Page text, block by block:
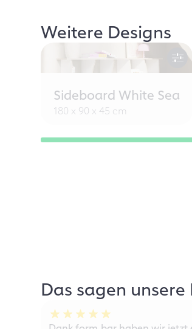
Weitere Designs
Sideboard White Sea
180 x 90 x 45 cm
Das sagen unsere